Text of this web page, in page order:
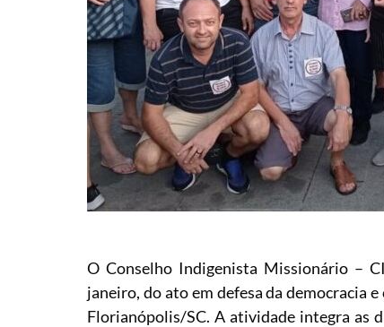
O Conselho Indigenista Missionário –
janeiro, do ato em defesa da democracia
Florianópolis/SC. A atividade integra as